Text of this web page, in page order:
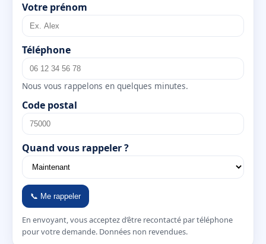
Votre prénom
Téléphone
Nous vous rappelons en quelques minutes.
Code postal
Quand vous rappeler ?
📞 Me rappeler
En envoyant, vous acceptez d’être recontacté par téléphone
pour votre demande. Données non revendues.